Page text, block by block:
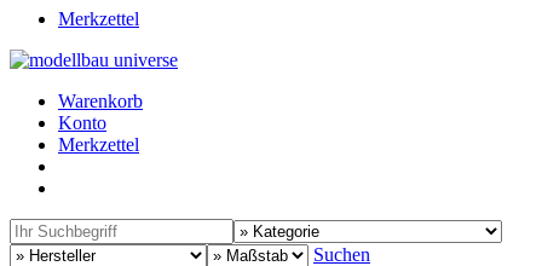
Merkzettel
Warenkorb
Konto
Merkzettel
Suchen